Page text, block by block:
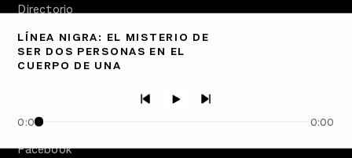
LÍNEA NIGRA: EL MISTERIO DE
SER DOS PERSONAS EN EL
CUERPO DE UNA
0:00 0:00
Directorio
PÓDCASTS
Semanario Gatopardo
Facebook